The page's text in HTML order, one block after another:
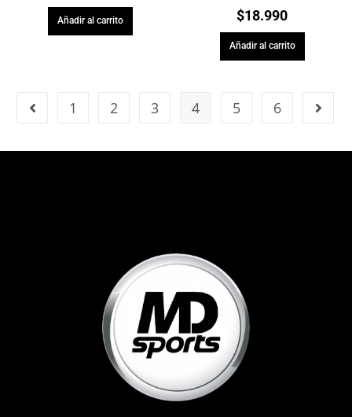
Añadir al carrito $18.990
Añadir al carrito
1 2 3 4 5 6